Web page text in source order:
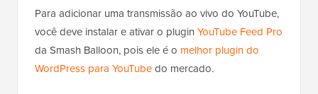
Para adicionar uma transmissão ao vivo do YouTube,
você deve instalar e ativar o plugin YouTube Feed Pro
da Smash Balloon, pois ele é o melhor plugin do
WordPress para YouTubedo mercado.